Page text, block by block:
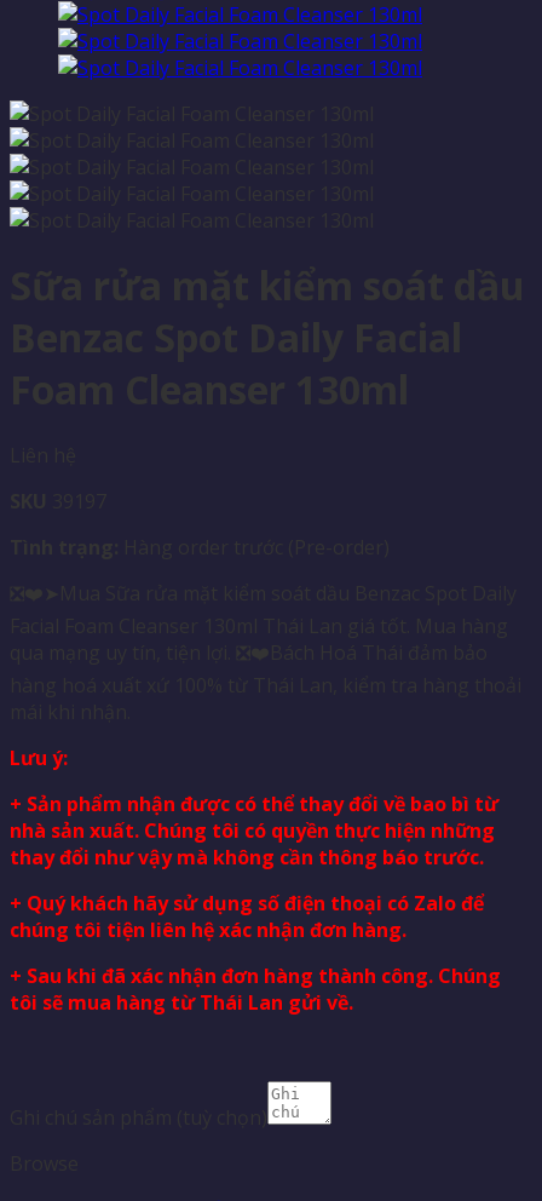
Lưu ý:
+ Sản phẩm nhận được có thể thay đổi về bao bì từ
nhà sản xuất. Chúng tôi có quyền thực hiện những
thay đổi như vậy mà không cần thông báo trước.
+ Quý khách hãy sử dụng số điện thoại có Zalo để
chúng tôi tiện liên hệ xác nhận đơn hàng.
+ Sau khi đã xác nhận đơn hàng thành công. Chúng
tôi sẽ mua hàng từ Thái Lan gửi về.